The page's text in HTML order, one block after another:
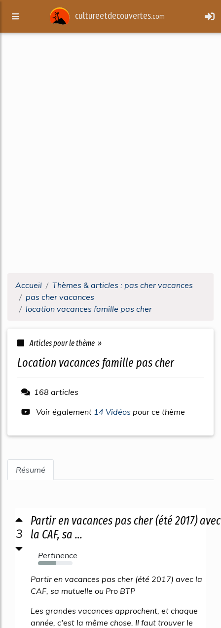
cultureetdecouvertes.com
Accueil
Thèmes & articles : pas cher vacances
pas cher vacances
location vacances famille pas cher
Articles pour le thème »
location vacances famille pas cher
168 articles
Voir également 14 Vidéos pour ce thème
Résumé
3
Partir en vacances pas cher (été 2017) avec
la CAF, sa ...
Pertinence
52%
Partir en vacances pas cher (été 2017) avec la
CAF, sa mutuelle ou Pro BTP
Les grandes vacances approchent, et chaque
année, c'est la même chose. Il faut trouver le